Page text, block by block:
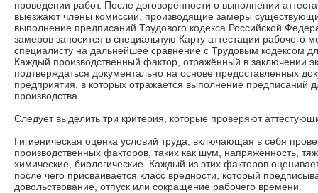
проведении работ. После договорённости о выполнении
выезжают члены комиссии, производящие замеры
выполнение предписаний Трудового кодекса Российской
замеров заносится в специальную Карту аттестации рабочего
специалисту на дальнейшее сравнение с Трудовым кодексом
Каждый производственный фактор, отражённый в заключении
подтверждаться документально на основе предоставленных
предприятия, в которых отражается выполнение предписаний
производства.
Следует выделить три критерия, которые проверяют
Гигиеническая оценка условий труда, включающая в себя
производственных факторов, таких как шум, напряжённость,
химические, биологические. Каждый из этих факторов
после чего присваивается класс вредности, который
довольствование, отпуск или сокращение рабочего времени.